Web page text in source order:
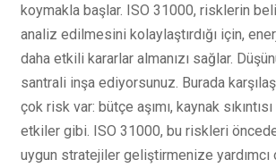
koymakla başlar. ISO 31000, risklerin
analiz edilmesini kolaylaştırdığı için,
daha etkili kararlar almanızı sağlar.
santrali inşa ediyorsunuz. Burada
çok risk var: bütçe aşımı, kaynak
etkiler gibi. ISO 31000, bu riskleri
uygun stratejiler geliştirmenize yardımcı